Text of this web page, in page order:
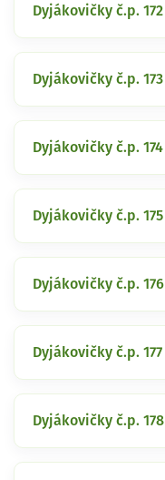
Dyjákovičky č.p. 172
Dyjákovičky č.p. 173
Dyjákovičky č.p. 174
Dyjákovičky č.p. 175
Dyjákovičky č.p. 176
Dyjákovičky č.p. 177
Dyjákovičky č.p. 178